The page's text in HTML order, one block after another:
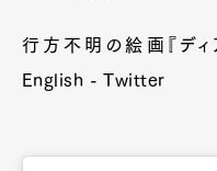
行方不明の絵画『ディ
English - Twitter